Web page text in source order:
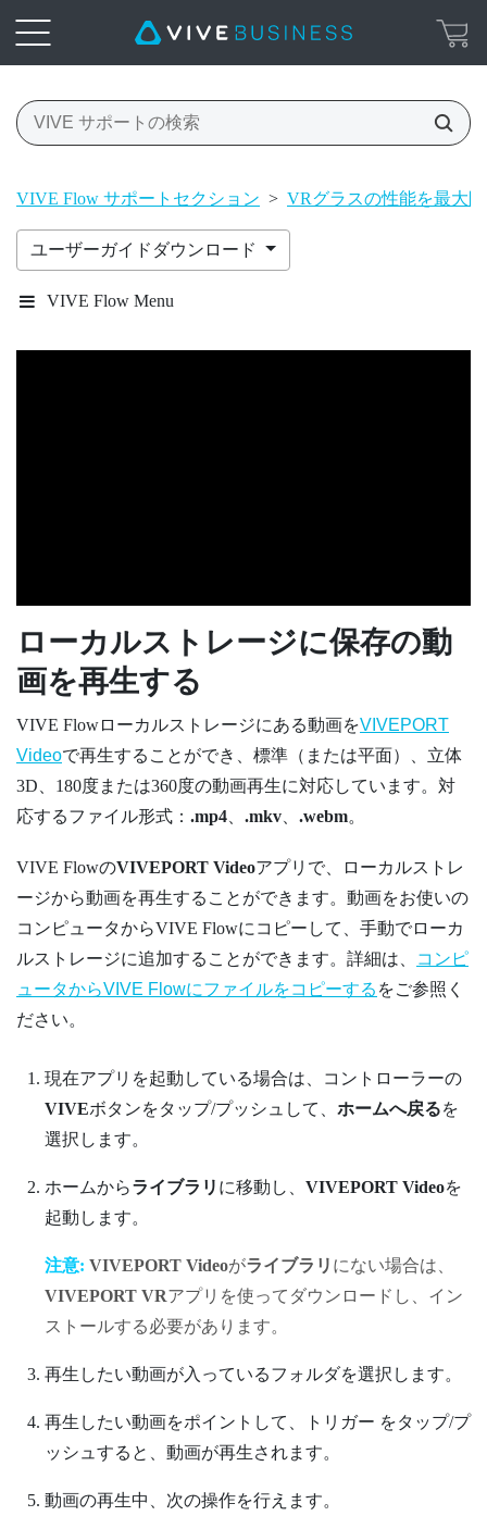
VIVE Flow サポートセクション > VRグラスの性能を最大
ユーザーガイドダウンロード
VIVE Flow Menu
ローカルストレージに保存の動
画を再生する
VIVE Flowローカルストレージにある動画をVIVEPORT
Videoで再生することができ、標準（または平面）、立体
3D、180度または360度の動画再生に対応しています。対
応するファイル形式： .mp4 .mkv .webm。
VIVE FlowのVIVEPORT Videoアプリで、ローカルストレ
ージから動画を再生することができます。動画をお使いの
コンピュータからVIVE Flowにコピーして、手動でローカ
ルストレージに追加することができます。詳細は、
コンピ
ュータからVIVE Flowにファイルをコピーする をご参照く
ださい。
現在アプリを起動している場合は、コントローラーの
VIVEボタンをタップ/プッシュして、 ホームへ戻るを
選択します。
ホームからライブラリ に移動し、 VIVEPORT Videoを
起動します。
注意: VIVEPORT Videoがライブラリ にない場合は、
VIVEPORT VRアプリを使ってダウンロードし、イン
ストールする必要があります。
再生したい動画が入っているフォルダを選択します。
再生したい動画をポイントして、 トリガー をタップ/プ
ッシュすると、動画が再生されます。
動画の再生中、次の操作を行えます。